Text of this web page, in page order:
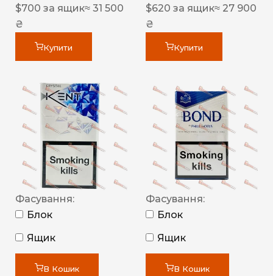
$700 за ящик≈ 31 500
₴
Купити
$620 за ящик≈ 27 900
₴
Купити
Фасування:
Блок
Ящик
В Кошик
Фасування:
Блок
Ящик
В Кошик